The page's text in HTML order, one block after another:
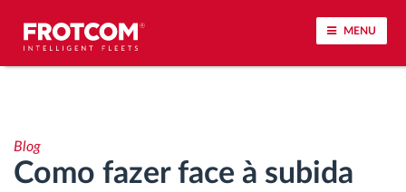
MENU
Análise do estilo de condução
Blog
Como fazer face à subida